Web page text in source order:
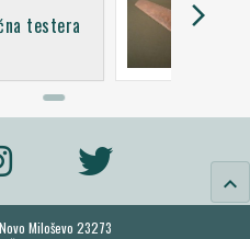
testera arrow_forward_ios
keyboard_arrow_up
Miloševo 23273